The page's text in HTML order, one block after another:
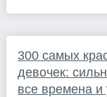
300 самых
девочек:
все времена и